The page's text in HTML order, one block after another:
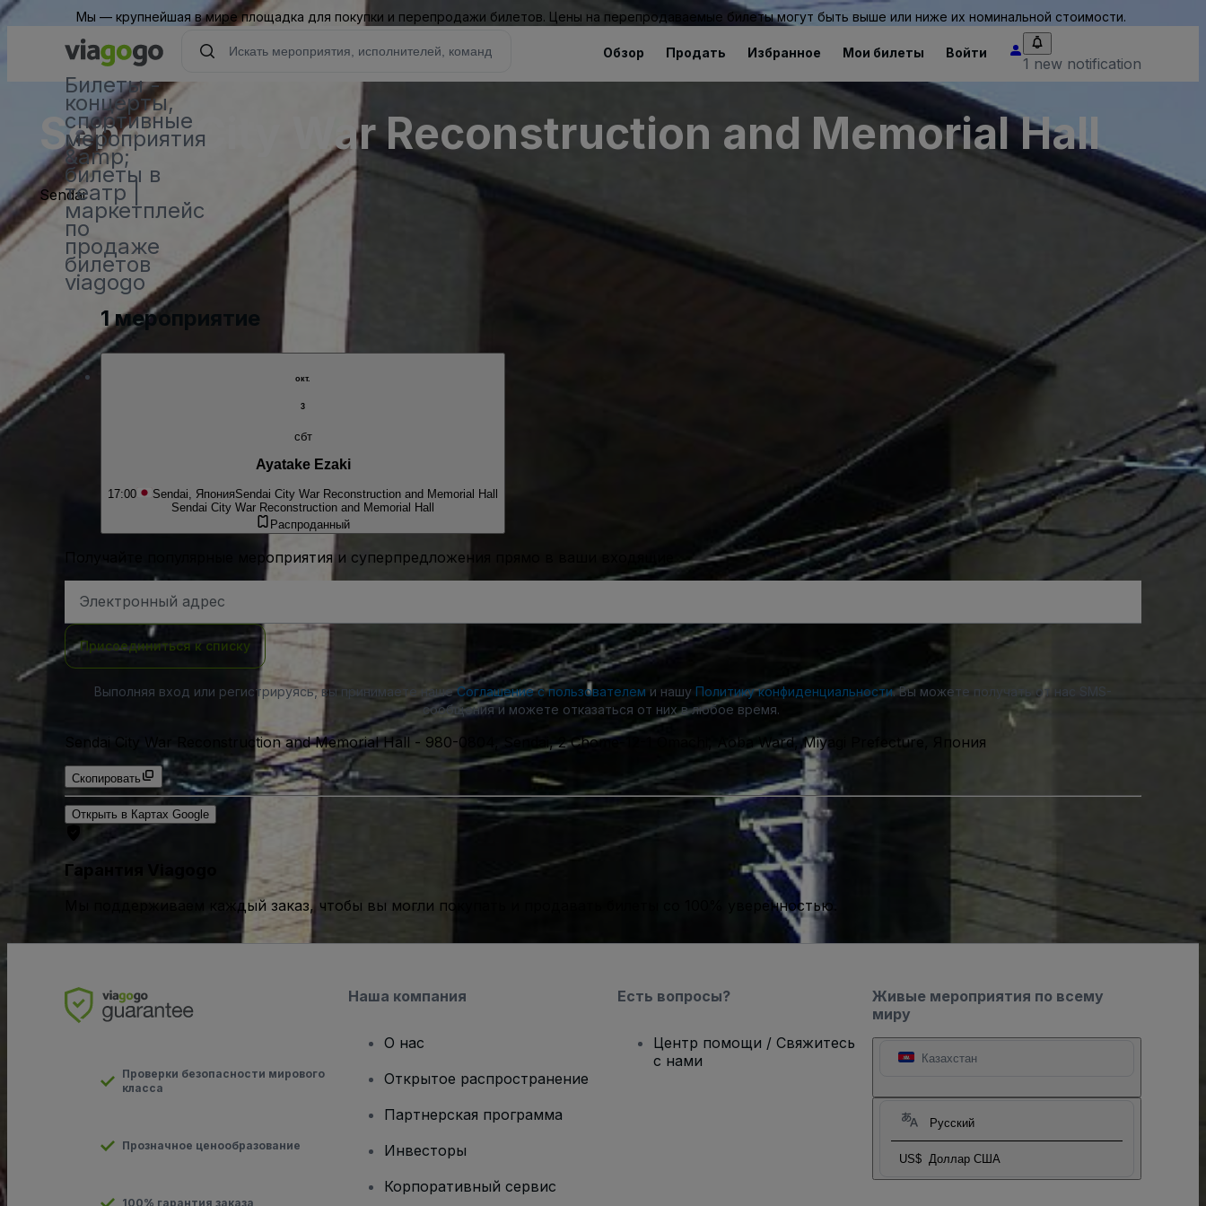
Мы — крупнейшая в мире площадка для покупки и перепродажи билетов. Цены на перепродаваемые билеты могут быть выше или ниже их номинальной стоимости.
Билеты -
концерты,
спортивные
мероприятия
&amp;
билеты в
театр |
маркетплейс
по
продаже
билетов
viagogo
Обзор Продать Избранное Мои билеты Войти
1 new notification
Sendai City War Reconstruction and Memorial Hall
Sendai
1 мероприятие
окт.
3
сбт
Ayatake Ezaki
17:00 Sendai, ЯпонияSendai City War Reconstruction and Memorial Hall
Sendai City War Reconstruction and Memorial Hall
Распроданный
Получайте популярные мероприятия и суперпредложения прямо в ваши входящие
электронной
Присоединиться к списку
Выполняя вход или регистрируясь, вы принимаете нашеСоглашение с пользователем и нашу Политику конфиденциальности. Вы можете получать от нас SMS-
сообщения и можете отказаться от них в любое время.
Sendai City War Reconstruction and Memorial Hall - 980-0804, Sendai, 2 Chome-12-1 Omachi, Aoba Ward, Miyagi Prefecture, Япония
Скопировать
Открыть в Картах Google
Гарантия Viagogo
Мы поддерживаем каждый заказ, чтобы вы могли покупать и продавать билеты со 100% уверенностью.
Живые мероприятия по всему
миру
Казахстан
Русский
US$ Доллар США
Проверки безопасности мирового
класса
Прозначное ценообразование
100% гарантия заказа
Наша компания
О нас
Открытое распространение
Партнерская программа
Инвесторы
Корпоративный сервис
Есть вопросы?
Центр помощи / Свяжитесь
с нами